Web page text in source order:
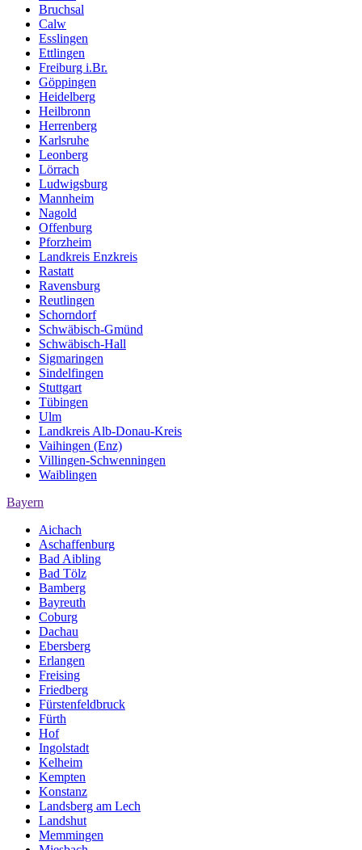
Bruchsal
Calw
Esslingen
Ettlingen
Freiburg i.Br.
Göppingen
Heidelberg
Heilbronn
Herrenberg
Karlsruhe
Leonberg
Lörrach
Ludwigsburg
Mannheim
Nagold
Offenburg
Pforzheim
Landkreis Enzkreis
Rastatt
Ravensburg
Reutlingen
Schorndorf
Schwäbisch-Gmünd
Schwäbisch-Hall
Sigmaringen
Sindelfingen
Stuttgart
Tübingen
Ulm
Landkreis Alb-Donau-Kreis
Vaihingen (Enz)
Villingen-Schwenningen
Waiblingen
Bayern
Aichach
Aschaffenburg
Bad Aibling
Bad Tölz
Bamberg
Bayreuth
Coburg
Dachau
Ebersberg
Erlangen
Freising
Friedberg
Fürstenfeldbruck
Fürth
Hof
Ingolstadt
Kelheim
Kempten
Konstanz
Landsberg am Lech
Landshut
Memmingen